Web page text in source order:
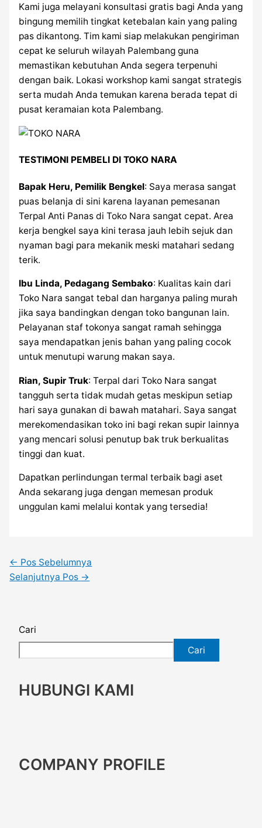
Kami juga melayani konsultasi gratis bagi Anda yang
bingung memilih tingkat ketebalan kain yang paling
pas dikantong. Tim kami siap melakukan pengiriman
cepat ke seluruh wilayah Palembang guna
memastikan kebutuhan Anda segera terpenuhi
dengan baik. Lokasi workshop kami sangat strategis
serta mudah Anda temukan karena berada tepat di
pusat keramaian kota Palembang.
TESTIMONI PEMBELI DI TOKO NARA
Bapak Heru, Pemilik Bengkel: Saya merasa sangat
puas belanja di sini karena layanan pemesanan
Terpal Anti Panas di Toko Nara sangat cepat. Area
kerja bengkel saya kini terasa jauh lebih sejuk dan
nyaman bagi para mekanik meski matahari sedang
terik.
Ibu Linda, Pedagang Sembako: Kualitas kain dari
Toko Nara sangat tebal dan harganya paling murah
jika saya bandingkan dengan toko bangunan lain.
Pelayanan staf tokonya sangat ramah sehingga
saya mendapatkan jenis bahan yang paling cocok
untuk menutupi warung makan saya.
Rian, Supir Truk: Terpal dari Toko Nara sangat
tangguh serta tidak mudah getas meskipun setiap
hari saya gunakan di bawah matahari. Saya sangat
merekomendasikan toko ini bagi rekan supir lainnya
yang mencari solusi penutup bak truk berkualitas
tinggi dan kuat.
Dapatkan perlindungan termal terbaik bagi aset
Anda sekarang juga dengan memesan produk
unggulan kami melalui kontak yang tersedia!
← Pos Sebelumnya
Selanjutnya Pos →
Cari
Cari
HUBUNGI KAMI
COMPANY PROFILE